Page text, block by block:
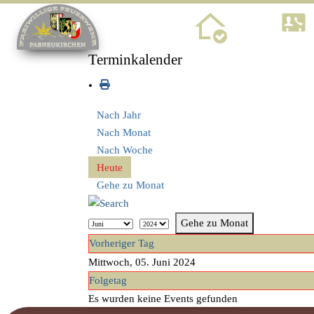
Terminkalender
Nach Jahr
Nach Monat
Nach Woche
Heute
Gehe zu Monat
Gehe zu Monat
Vorheriger Tag
Mittwoch, 05. Juni 2024
Folgetag
Es wurden keine Events gefunden